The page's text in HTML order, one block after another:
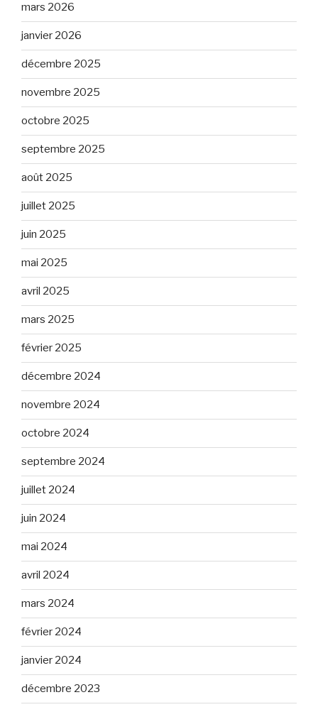
mars 2026
janvier 2026
décembre 2025
novembre 2025
octobre 2025
septembre 2025
août 2025
juillet 2025
juin 2025
mai 2025
avril 2025
mars 2025
février 2025
décembre 2024
novembre 2024
octobre 2024
septembre 2024
juillet 2024
juin 2024
mai 2024
avril 2024
mars 2024
février 2024
janvier 2024
décembre 2023